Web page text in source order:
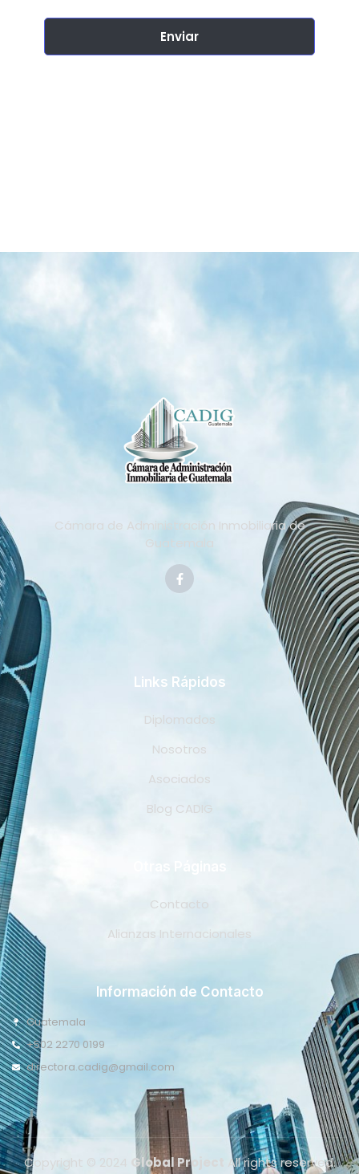
Enviar
Cámara de Administración Inmobiliaria de
Guatemala
Links Rápidos
Diplomados
Nosotros
Asociados
Blog CADIG
Contacto
Alianzas Internacionales
Información de Contacto
Guatemala
+502 2270 0199
directora.cadig@gmail.com
Copyright © 2024 Global Project All rights reserved.